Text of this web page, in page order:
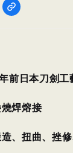
前日本刀劍工
焊熔接
、扭曲、挫